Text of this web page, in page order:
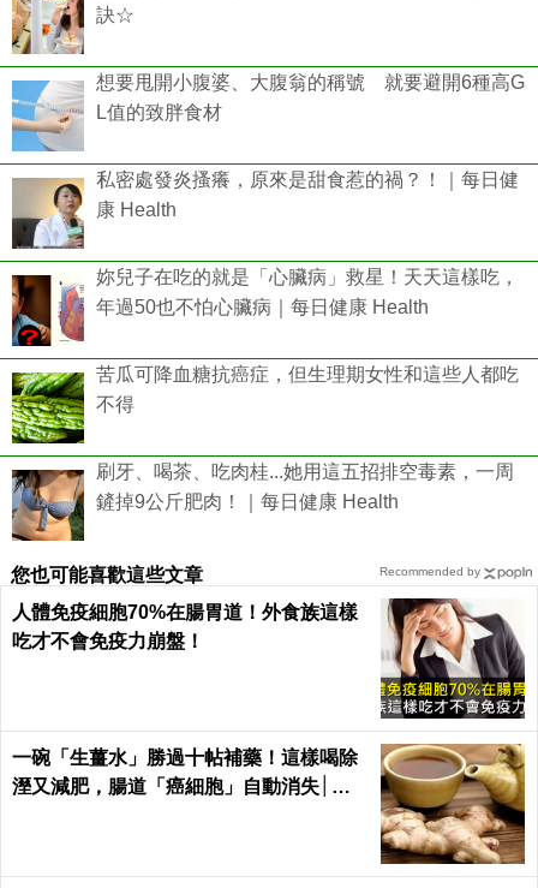
訣☆
想要甩開小腹婆、大腹翁的稱號 就要避開6種高G
L值的致胖食材
私密處發炎搔癢，原來是甜食惹的禍？！｜每日健
康 Health
妳兒子在吃的就是「心臟病」救星！天天這樣吃，
年過50也不怕心臟病｜每日健康 Health
苦瓜可降血糖抗癌症，但生理期女性和這些人都吃
不得
刷牙、喝茶、吃肉桂...她用這五招排空毒素，一周
鏟掉9公斤肥肉！｜每日健康 Health
您也可能喜歡這些文章
人體免疫細胞70%在腸胃道！外食族這樣
吃才不會免疫力崩盤！
一碗「生薑水」勝過十帖補藥！這樣喝除
溼又減肥，腸道「癌細胞」自動消失│每
Recommended by